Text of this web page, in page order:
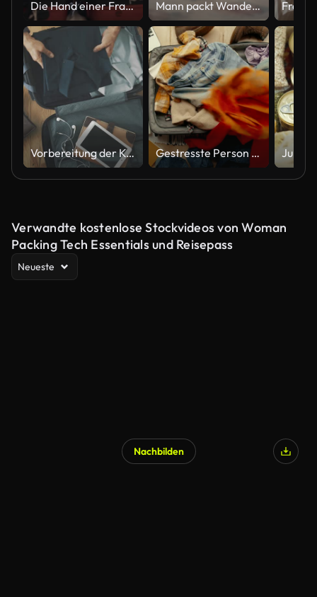
Die Hand einer Frau verpackt Kosmetika und Medikamente für die Reise in eine Tasche mit Reißverschluss. Mann packt Wanderausrüstung auf einen Tisch im Freien und bereitet sich auf ein Abenteuer vor. Konzept der Outdoor-Aktivitäten, Wandern, Abenteuer, Vorbereitung auf die Erkundung der Natur
Vorbereitung der Koffer-Konzept Gestresste Person spät für Reisepack Koffer
Verwandte kostenlose Stockvideos von Woman
Packing Tech Essentials und Reisepass
Neueste
Nachbilden